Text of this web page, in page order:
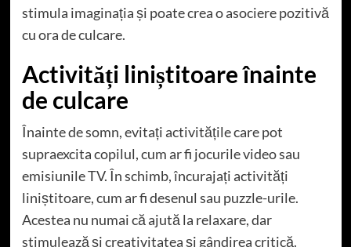
stimula imaginația și poate crea o asociere pozitivă
cu ora de culcare.
Activități liniștitoare înainte
de culcare
Înainte de somn, evitați activitățile care pot
supraexcita copilul, cum ar fi jocurile video sau
emisiunile TV. În schimb, încurajați activități
liniștitoare, cum ar fi desenul sau puzzle-urile.
Acestea nu numai că ajută la relaxare, dar
stimulează și creativitatea și gândirea critică.